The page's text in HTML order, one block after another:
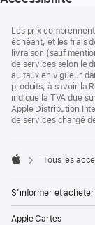
de
page
de
bas
de
page
Les prix
échéant, et les frais
livraison (sauf
de services selon le
au taux en vigueur
produits, à savoir la
indique la TVA due
Apple Distribution
de services chargé
Tous les
S’informer et acheter
Apple Cartes